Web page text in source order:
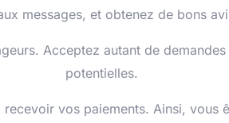
messages, et obtenez de bons
Acceptez autant de
potentielles.
vos paiements. Ainsi, vous